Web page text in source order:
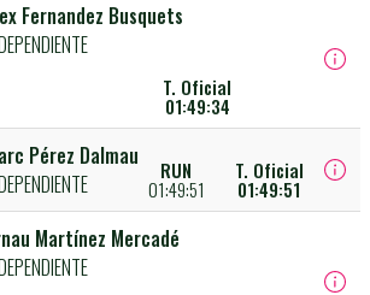
Fernandez Busquets
T. Oficial
01:49:34
Pérez Dalmau
RUN
01:49:51
T. Oficial
01:49:51
Martínez Mercadé